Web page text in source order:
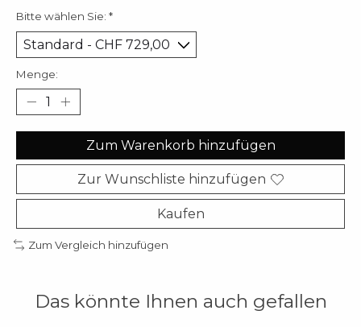
Bitte wählen Sie: *
Menge:
Zum Warenkorb hinzufügen
Zur Wunschliste hinzufügen
Kaufen
Zum Vergleich hinzufügen
Das könnte Ihnen auch gefallen